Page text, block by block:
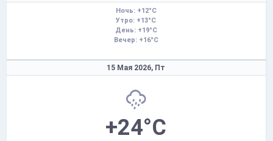
Ночь: +12°C
Утро: +13°C
День: +19°C
Вечер: +16°C
15 Мая 2026, Пт
+24°C